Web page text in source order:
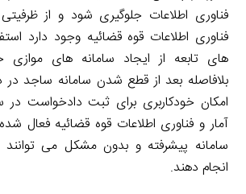
فناوری اطلاعات جلوگیری شود و از
فناوری اطلاعات قوه قضائیه وجود دارد
های تابعه از ایجاد سامانه های
بلافاصله بعد از قطع شدن سامانه ساجد در
امکان خودکاربری برای ثبت دادخواست در
آمار و فناوری اطلاعات قوه قضائیه فعال
سامانه پیشرفته و بدون مشکل می
انجام دهند.